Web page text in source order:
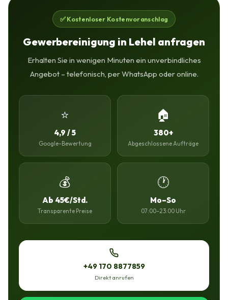
✅ Kostenloser Kostenvoranschlag
Gewerbereinigung in Lehel anfragen
Erhalten Sie in wenigen Minuten ein unverbindliches
Angebot – telefonisch, per WhatsApp oder online.
⭐
4,9 / 5
Google-Bewertung
🏠
380+
Abgeschlossene Aufträge
💰
Ab 45€/Std.
Transparente Preise
🕐
Mo–So
07:00–23:00 Uhr
+49 170 8877859
Direkt anrufen